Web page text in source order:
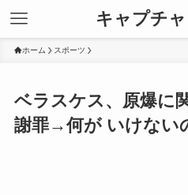
キャプチ
ホーム スポーツ
ベラスケス、原爆に
謝罪→何が いけない